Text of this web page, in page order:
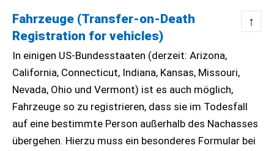
↑
Fahrzeuge (Transfer-on-Death
Registration for vehicles)
In einigen US-Bundesstaaten (derzeit: Arizona,
California, Connecticut, Indiana, Kansas, Missouri,
Nevada, Ohio und Vermont) ist es auch möglich,
Fahrzeuge so zu registrieren, dass sie im Todesfall
auf eine bestimmte Person außerhalb des Nachasses
übergehen. Hierzu muss ein besonderes Formular bei